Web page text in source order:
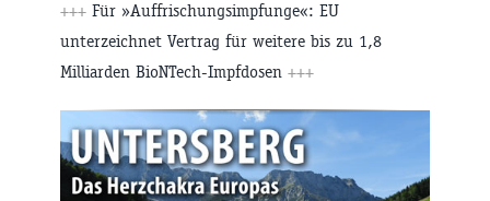
+++ Für »Auffrischungsimpfunge«: EU
unterzeichnet Vertrag für weitere bis zu 1,8
Milliarden BioNTech-Impfdosen +++